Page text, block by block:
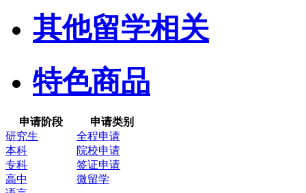
其他留学相关
特色商品
申请阶段
申请类别
研究生
全程申请
本科
院校申请
专科
签证申请
高中
微留学